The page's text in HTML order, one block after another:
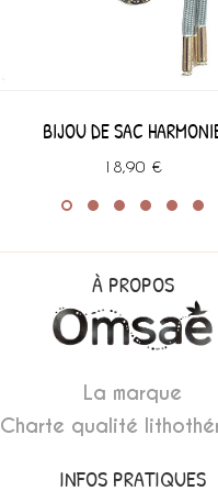
BIJOU DE SAC
18,90 €
À PROPOS
La marque
Charte qualité
INFOS PRATIQUES